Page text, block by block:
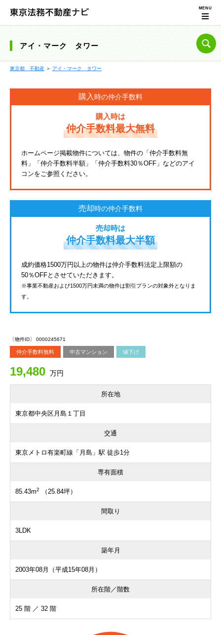
アイ・マーク タワー
東京都 不動産 ＞ アイ・マーク タワー
購入時の仲介手数料
購入時は
仲介手数料最大無料
ホームページ掲載物件については、物件の「仲介手数料無
料」「仲介手数料半額」「仲介手数料30％OFF」などのアイ
コンをご参照ください。
売却時の仲介手数料
売却時は
仲介手数料最大半額
成約価格1500万円以上の物件は仲介手数料法定上限額の
50％OFFとさせていただきます。
※事業不動産および1500万円未満の物件は割引プランの対象外となりま
す。
〔物件ID〕 0000245671
仲介手数料無料 中古マンション 値下げ
19,480 万円
所在地
東京都中央区月島１丁目
交通
東京メトロ有楽町線「月島」駅 徒歩1分
専有面積
85.43m2 （25.84坪）
間取り
3LDK
築年月
2003年08月（平成15年08月）
所在階／階数
25 階 ／ 32 階